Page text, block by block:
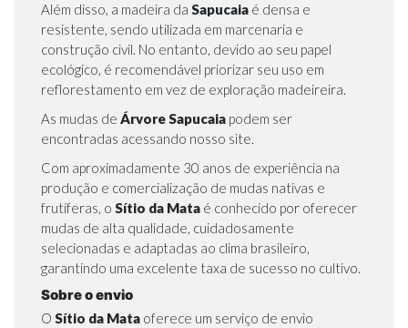
Além disso, a madeira da Sapucaia é densa e
resistente, sendo utilizada em marcenaria e
construção civil. No entanto, devido ao seu papel
ecológico, é recomendável priorizar seu uso em
reflorestamento em vez de exploração madeireira.
As mudas de ÁrvoreSapucaia podem ser
encontradas acessando nosso site.
Com aproximadamente 30 anos de experiência na
produção e comercialização de mudas nativas e
frutíferas, o Sítio da Mata é conhecido por oferecer
mudas de alta qualidade, cuidadosamente
selecionadas e adaptadas ao clima brasileiro,
garantindo uma excelente taxa de sucesso no cultivo.
Sobre o envio
O Sítio da Mata oferece um serviço de envio